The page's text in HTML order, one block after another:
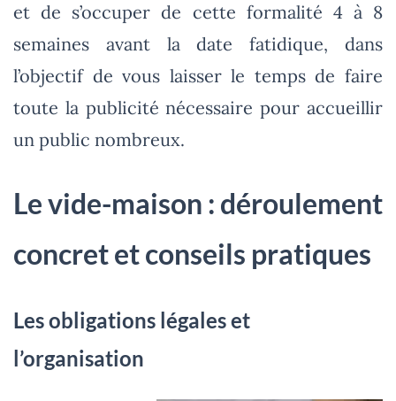
et de s’occuper de cette formalité 4 à 8
semaines avant la date fatidique, dans
l’objectif de vous laisser le temps de faire
toute la publicité nécessaire pour accueillir
un public nombreux.
Le vide-maison : déroulement
concret et conseils pratiques
Les obligations légales et
l’organisation